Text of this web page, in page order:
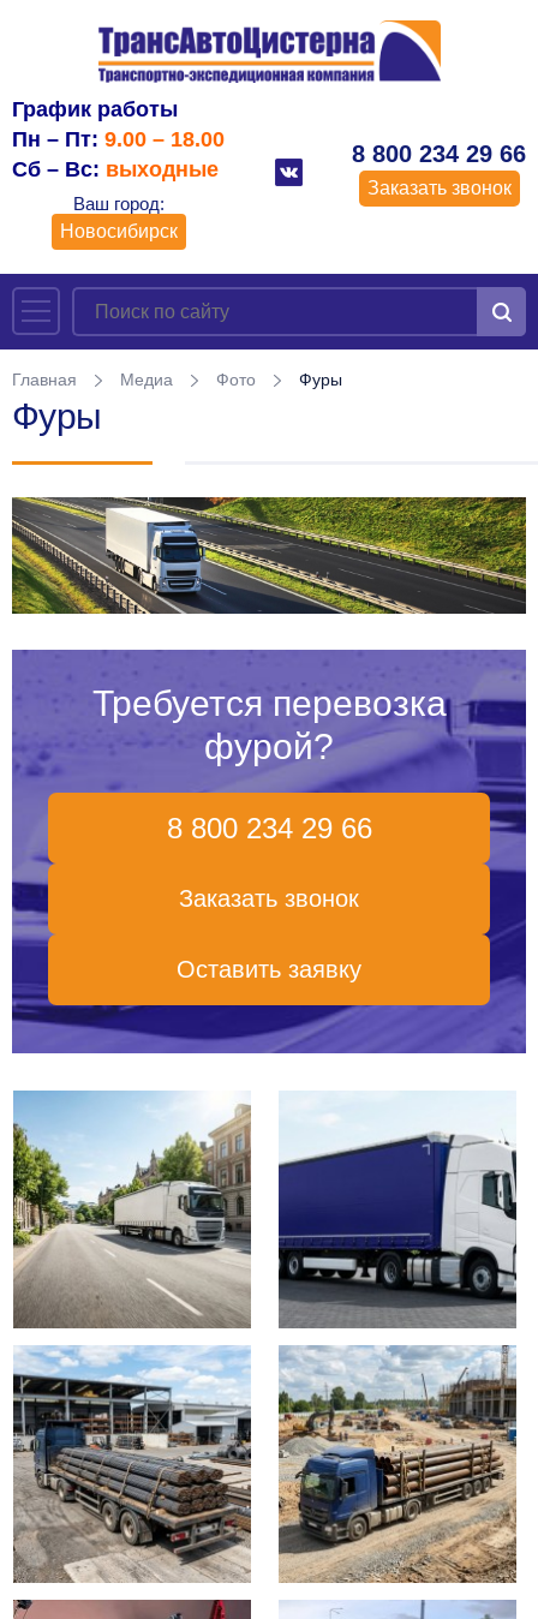
График работы
Пн – Пт: 9.00 – 18.00
Сб – Вс: выходные
Ваш город:
Новосибирск
8 800 234 29 66
Заказать звонок
Главная Медиа Фото Фуры
Фуры
Требуется перевозка
фурой?
8 800 234 29 66
Заказать звонок
Оставить заявку